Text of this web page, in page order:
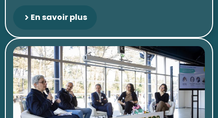
En savoir plus